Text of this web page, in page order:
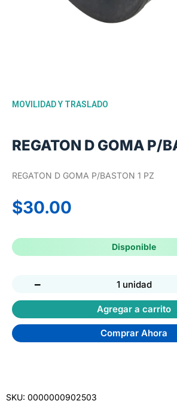
MOVILIDAD Y TRASLADO
REGATON D GOMA P/
REGATON D GOMA P/BASTON 1 PZ
$30.00
Disponible
− 1 unidad
Agregar a carrito
Comprar Ahora
SKU: 0000000902503